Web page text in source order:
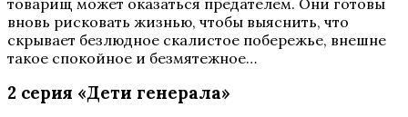
товарищ может оказаться предателем. Они готовы
вновь рисковать жизнью, чтобы выяснить, что
скрывает безлюдное скалистое побережье, внешне
такое спокойное и безмятежное…
2 серия «Дети генерала»